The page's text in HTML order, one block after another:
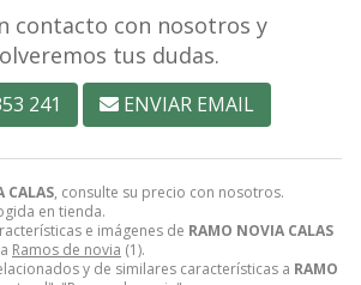
CALAS, consulte su precio con nosotros.
en tienda.
e imágenes de RAMO NOVIA CALAS
Ramos de novia (1).
y de similares características a RAMO
contacto con nosotros y
tus dudas.
241 ENVIAR EMAIL